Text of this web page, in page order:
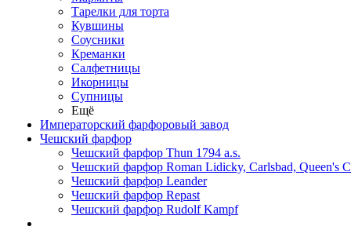
Тарелки для торта
Кувшины
Соусники
Креманки
Салфетницы
Икорницы
Супницы
Ещё
Императорский фарфоровый завод
Чешский фарфор
Чешский фарфор Thun 1794 a.s.
Чешский фарфор Roman Lidicky, Carlsbad, Queen's
Чешский фарфор Leander
Чешский фарфор Repast
Чешский фарфор Rudolf Kampf